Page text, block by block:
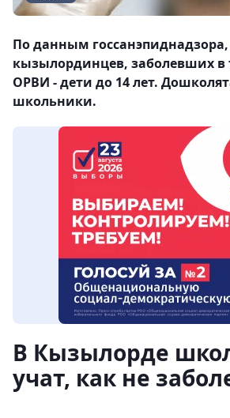
По данным госсанэпиднадзора,
кызылординцев, заболевших в
ОРВИ - дети до 14 лет.
школьники.
В Кызылорде
учат, как не